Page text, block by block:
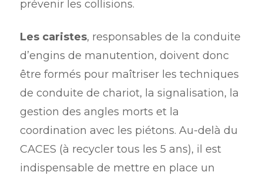
prévenir les collisions.
Les caristes, responsables de la conduite
d’engins de manutention, doivent donc
être formés pour maîtriser les techniques
de conduite de chariot, la signalisation, la
gestion des angles morts et la
coordination avec les piétons. Au-delà du
CACES (à recycler tous les 5 ans), il est
indispensable de mettre en place un